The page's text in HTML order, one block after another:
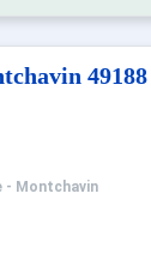
LE
à proximité
49188
- Montchavin